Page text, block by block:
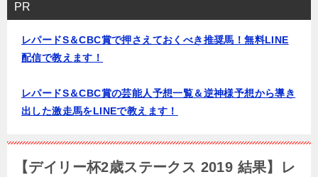
PR
レパードS＆CBC賞で押さえておくべき推奨馬！無料LINE
配信で教えます！
レパードS＆CBC賞の芸能人予想一覧＆逆神様予想から導き
出した激走馬をLINEで教えます！
【デイリー杯2歳ステークス 2019 結果】レ